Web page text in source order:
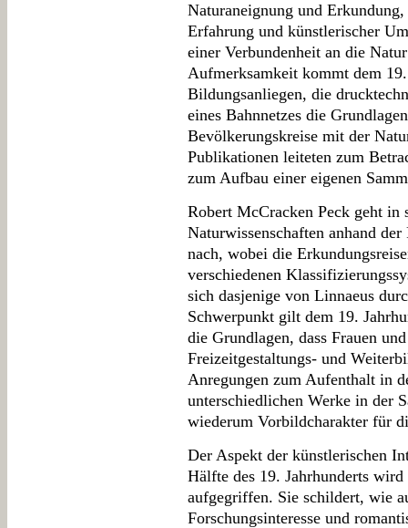
Naturaneignung und
Erfahrung und künstlerischer
einer Verbundenheit an die
Aufmerksamkeit kommt dem
Bildungsanliegen, die
eines Bahnnetzes die
Bevölkerungskreise mit der
Publikationen leiteten zum
zum Aufbau einer eigenen
Robert McCracken Peck geht
Naturwissenschaften anhand
nach, wobei die
verschiedenen
sich dasjenige von Linnaeus
Schwerpunkt gilt dem 19.
die Grundlagen, dass Frauen
Freizeitgestaltungs- und
Anregungen zum Aufenthalt in
unterschiedlichen Werke in der
wiederum Vorbildcharakter für
Der Aspekt der künstlerischen
Hälfte des 19. Jahrhunderts
aufgegriffen. Sie schildert, wie
Forschungsinteresse und